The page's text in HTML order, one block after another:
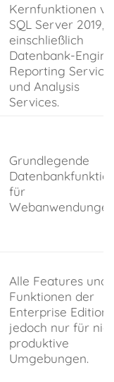
Kernfunktionen
SQL Server 2019,
einschließlich
Datenbank-
Reporting
und Analysis
Services.
Grundlegende
für
Alle Features und
Funktionen der
Enterprise Edition,
jedoch nur für
produktive
Umgebungen.